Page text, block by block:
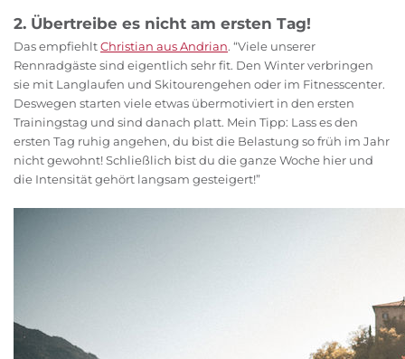
2. Übertreibe es nicht am ersten Tag!
Das empfiehltChristian aus Andrian. “Viele unserer
Rennradgäste sind eigentlich sehr fit. Den Winter verbringen
sie mit Langlaufen und Skitourengehen oder im Fitnesscenter.
Deswegen starten viele etwas übermotiviert in den ersten
Trainingstag und sind danach platt. Mein Tipp: Lass es den
ersten Tag ruhig angehen, du bist die Belastung so früh im Jahr
nicht gewohnt! Schließlich bist du die ganze Woche hier und
die Intensität gehört langsam gesteigert!”